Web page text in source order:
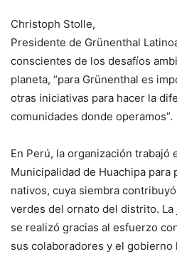
Christoph Stolle,
Presidente de Grünenthal
conscientes de los desafíos
planeta, “para Grünenthal es
otras iniciativas para hacer la
comunidades donde operamos”.
En Perú, la organización trabajó
Municipalidad de Huachipa para
nativos, cuya siembra
verdes del ornato del distrito.
se realizó gracias al esfuerzo
sus colaboradores y el gobierno